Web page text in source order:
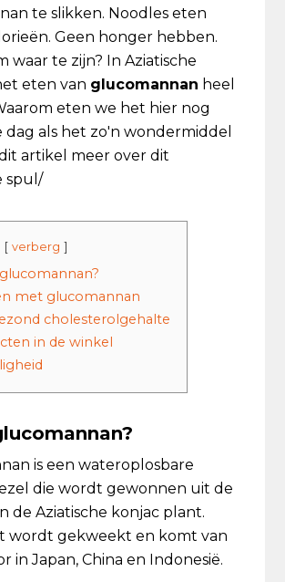
te slikken. Noodles eten
Geen honger hebben.
waar te zijn? In Aziatische
eten van glucomannan heel
eten we het hier nog
dag als het zo'n wondermiddel
dit artikel meer over dit
spul/
verberg
met glucomannan
cholesterolgehalte
in de winkel
is een wateroplosbare
die wordt gewonnen uit de
de Aziatische konjac plant.
wordt gekweekt en komt van
in Japan, China en Indonesië.